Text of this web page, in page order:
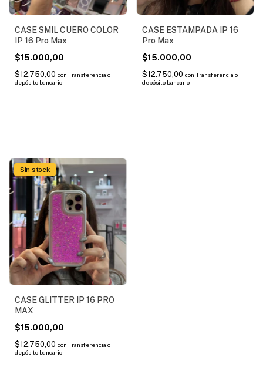
CASE SMIL CUERO COLOR
IP 16 Pro Max
$15.000,00
$12.750,00 con Transferencia o
depósito bancario
CASE ESTAMPADA IP 16
Pro Max
$15.000,00
$12.750,00 con Transferencia o
depósito bancario
Sin stock
CASE GLITTER IP 16 PRO
MAX
$15.000,00
$12.750,00 con Transferencia o
depósito bancario